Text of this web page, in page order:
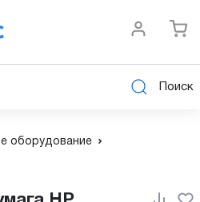
Поиск
оборудование